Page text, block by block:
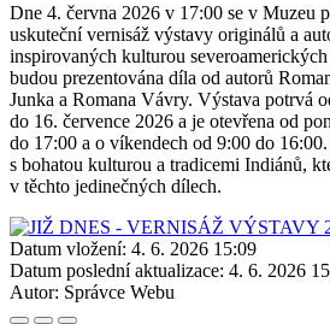
Dne 4. června 2026 v 17:00 se v Muzeu
uskuteční vernisáž výstavy originálů a
inspirovaných kulturou
budou prezentována díla od autorů
Junka a Romana Vávry. Výstava potrvá
do 16. července 2026 a je otevřena od
do 17:00 a o víkendech od 9:00 do
s bohatou kulturou a tradicemi Indiánů,
v těchto jedinečných dílech.
Datum vložení: 4. 6. 2026 15:09
Datum poslední aktualizace: 4. 6. 2026
Autor: Správce Webu